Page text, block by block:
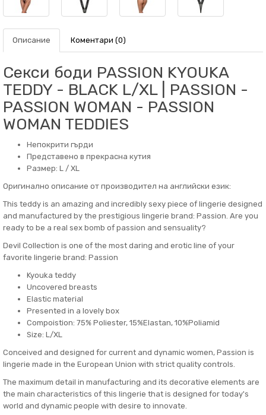
Описание Коментари (0)
Секси боди PASSION KYOUKA
TEDDY - BLACK L/XL | PASSION -
PASSION WOMAN - PASSION
WOMAN TEDDIES
Непокрити гърди
Представено в прекрасна кутия
Размер: L / XL
Оригинално описание от производител на английски език:
This teddy is an amazing and incredibly sexy piece of lingerie designed
and manufactured by the prestigious lingerie brand: Passion. Are you
ready to be a real sex bomb of passion and sensuality?
Devil Collection is one of the most daring and erotic line of your
favorite lingerie brand: Passion
Kyouka teddy
Uncovered breasts
Elastic material
Presented in a lovely box
Compoistion: 75% Poliester, 15%Elastan, 10%Poliamid
Size: L/XL
Conceived and designed for current and dynamic women, Passion is
lingerie made in the European Union with strict quality controls.
The maximum detail in manufacturing and its decorative elements are
the main characteristics of this lingerie that is designed for today's
world and dynamic people with desire to innovate.